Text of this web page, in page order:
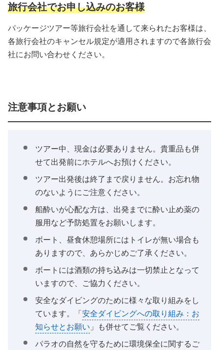
旅行会社でお申し込みのお客様
パッケージツアー等旅行会社を通して来られたお客様は、
各旅行会社のキャンセル規定が適用されますので各旅行会
社にお問い合わせください。
注意事項とお願い
ツアー中、現金は必要ありません。貴重品も併
せて出発前にホテルへお預けください。
ツアー出発後は終了まで戻りません。お忘れ物
のないようにご注意ください。
船酔いが心配な方は、出発までに酔い止め薬の
服用など予防処置をお願いします。
ボート、昼食休憩場所にはトイレが無い場合も
ありますので、あらかじめご了承ください。
ボートには酒類の持ち込みは一切禁止となって
いますので、ご協力ください。
安全なダイビングのために様々な取り組みをし
ています。「安全ダイビングへの取り組み：お
知らせとお願い 」も併せてご覧ください。
パラオの自然を守るために環境保全に関するご